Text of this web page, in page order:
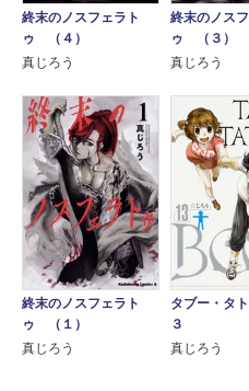
終末のノスフェラト
ゥ （４）
真じろう
終末のノス
ゥ （３）
真じろう
終末のノスフェラト
ゥ （１）
真じろう
タブー・タ
３
真じろう